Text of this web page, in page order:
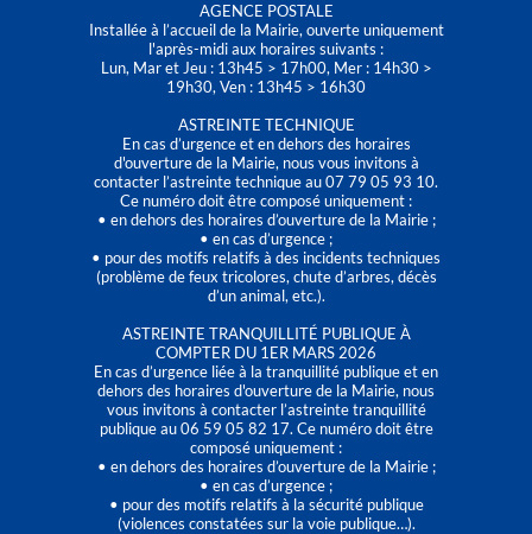
AGENCE POSTALE
Installée à l’accueil de la Mairie, ouverte uniquement
l'après-midi aux horaires suivants :
Lun, Mar et Jeu : 13h45 > 17h00, Mer : 14h30 >
19h30, Ven : 13h45 > 16h30
ASTREINTE TECHNIQUE
En cas d’urgence et en dehors des horaires
d'ouverture de la Mairie, nous vous invitons à
contacter l’astreinte technique au 07 79 05 93 10.
Ce numéro doit être composé uniquement :
• en dehors des horaires d’ouverture de la Mairie ;
• en cas d’urgence ;
• pour des motifs relatifs à des incidents techniques
(problème de feux tricolores, chute d’arbres, décès
d’un animal, etc.).
ASTREINTE TRANQUILLITÉ PUBLIQUE À
COMPTER DU 1ER MARS 2026
En cas d’urgence liée à la tranquillité publique et en
dehors des horaires d'ouverture de la Mairie, nous
vous invitons à contacter l’astreinte tranquillité
publique au 06 59 05 82 17. Ce numéro doit être
composé uniquement :
• en dehors des horaires d’ouverture de la Mairie ;
• en cas d’urgence ;
• pour des motifs relatifs à la sécurité publique
(violences constatées sur la voie publique…).